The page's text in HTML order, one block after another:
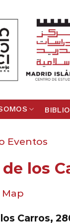
Eventos
los
Map
Carros,